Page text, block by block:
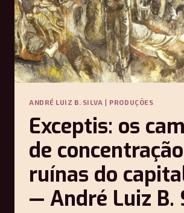
SILVA
ANDRÉ LUIZ B. SILVA PRODUÇÕES
Exceptis: os
de
ruínas do
— André Luiz B.